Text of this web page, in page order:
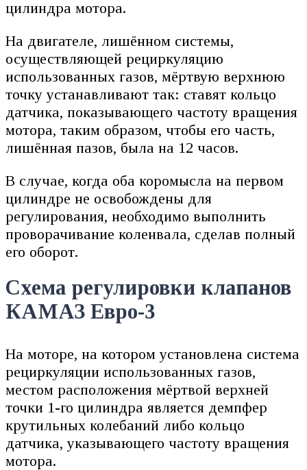
цилиндра мотора.
На двигателе, лишённом системы,
осуществляющей рециркуляцию
использованных газов, мёртвую верхнюю
точку устанавливают так: ставят кольцо
датчика, показывающего частоту вращения
мотора, таким образом, чтобы его часть,
лишённая пазов, была на 12 часов.
В случае, когда оба коромысла на первом
цилиндре не освобождены для
регулирования, необходимо выполнить
проворачивание коленвала, сделав полный
его оборот.
Схема регулировки клапанов
КАМАЗ Евро-3
На моторе, на котором установлена система
рециркуляции использованных газов,
местом расположения мёртвой верхней
точки 1-го цилиндра является демпфер
крутильных колебаний либо кольцо
датчика, указывающего частоту вращения
мотора.